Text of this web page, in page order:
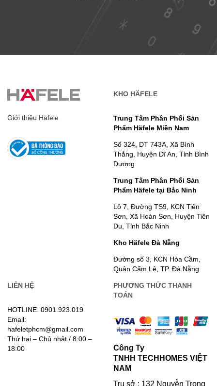
Giới thiệu Häfele
KHO HÄFELE
Trung Tâm Phân Phối Sản
Phẩm Häfele Miền Nam
Số 324, DT 743A, Xã Bình
Thắng, Huyện Dĩ An, Tỉnh Bình
Dương
Trung Tâm Phân Phối Sản
Phẩm Häfele tại Bắc Ninh
Lô 7, Đường TS9, KCN Tiên
Sơn, Xã Hoàn Sơn, Huyện Tiên
Du, Tỉnh Bắc Ninh
Kho Häfele Đà Nẵng
Đường số 3, KCN Hòa Cầm,
Quận Cẩm Lệ, TP. Đà Nẵng
LIÊN HỆ
HOTLINE: 0901.923.019
Email:
hafeletphcm@gmail.com
Thứ hai – Chủ nhật / 8:00 –
18:00
PHƯƠNG THỨC THANH
TOÁN
Công Ty
TNHH TECHHOMES VIỆT
NAM
Trụ sở : 132 Nguyễn Trọng